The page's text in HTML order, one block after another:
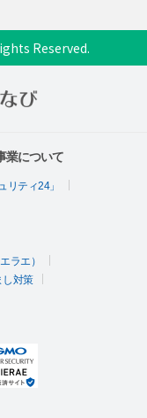
Reserved.